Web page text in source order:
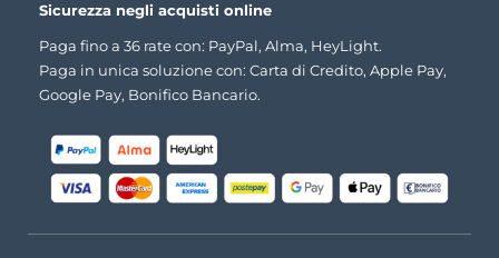
Sicurezza negli acquisti online
Paga fino a 36 rate con: PayPal, Alma, HeyLight.
Paga in unica soluzione con: Carta di Credito, Apple Pay,
Google Pay, Bonifico Bancario.